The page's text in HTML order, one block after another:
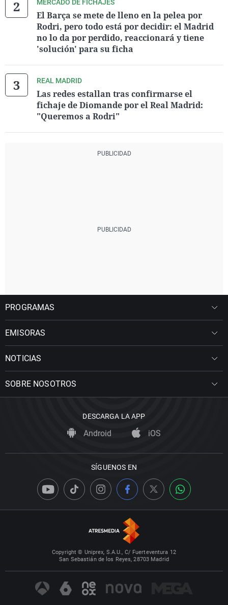
MERCADO DE FICHAJES
El Barça se mete de lleno en la pelea por
Rodri, pero todo está por decidir: el Madrid
no lo da por perdido, reaccionará y tiene
'solución' para su ficha
REAL MADRID
Las redes estallan tras confirmarse el
fichaje de Diomande por el Real Madrid:
"Queremos a Rodri"
PROGRAMAS
EMISORAS
NOTICIAS
SOBRE NOSOTROS
DESCARGA LA APP
Android iOS
SÍGUENOS EN
Copyright © Uniprex, S.A.U., C/ Fuerteventura 12
San Sebastián de los Reyes, 28703 Madrid